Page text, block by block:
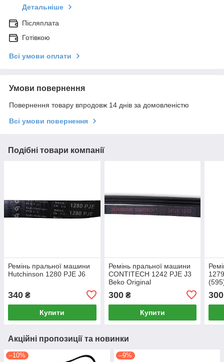
Детальніше
Післяплата
Готівкою
Всі умови оплати
Умови повернення
Повернення товару впродовж 14 днів за домовленістю
Всі умови повернення
Подібні товари компанії
Ремінь пральної машини
Hutchinson 1280 PJE J6
340 ₴
Купити
Ремінь пральної машини
CONTITECH 1242 PJE J3
Beko Original
300₴
Купити
300
Акційні пропозиції та новинки
–10% –9%